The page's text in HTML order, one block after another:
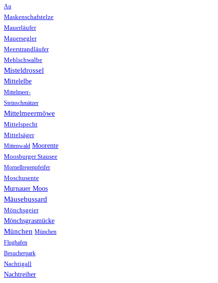
Au
Maskenschafstelze
Mauerläufer
Mauersegler
Meerstrandläufer
Mehlschwalbe
Misteldrossel
Mittelelbe
Mittelmeer-
Steinschmätzer
Mittelmeermöwe
Mittelspecht
Mittelsäger
Mittenwald Moorente
Moosburger Stausee
Mornellregenpfeifer
Moschusente
Murnauer Moos
Mäusebussard
Mönchsgeier
Mönchsgrasmücke
München München
Flughafen
Besucherpark
Nachtigall
Nachtreiher